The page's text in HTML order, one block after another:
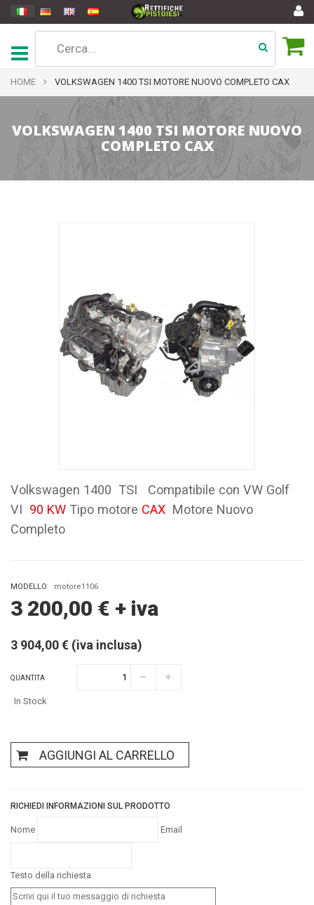
HOME VOLKSWAGEN 1400 TSI MOTORE NUOVO COMPLETO CAX
VOLKSWAGEN 1400 TSI MOTORE NUOVO
COMPLETO CAX
Volkswagen 1400 TSI Compatibile con VW Golf
VI 90 KW Tipo motore CAX Motore Nuovo
Completo
MODELLO motore1106
3 200,00 € + iva
3 904,00 € (iva inclusa)
QUANTITA
In Stock
AGGIUNGI AL CARRELLO
RICHIEDI INFORMAZIONI SUL PRODOTTO
Nome Email
Testo della richiesta